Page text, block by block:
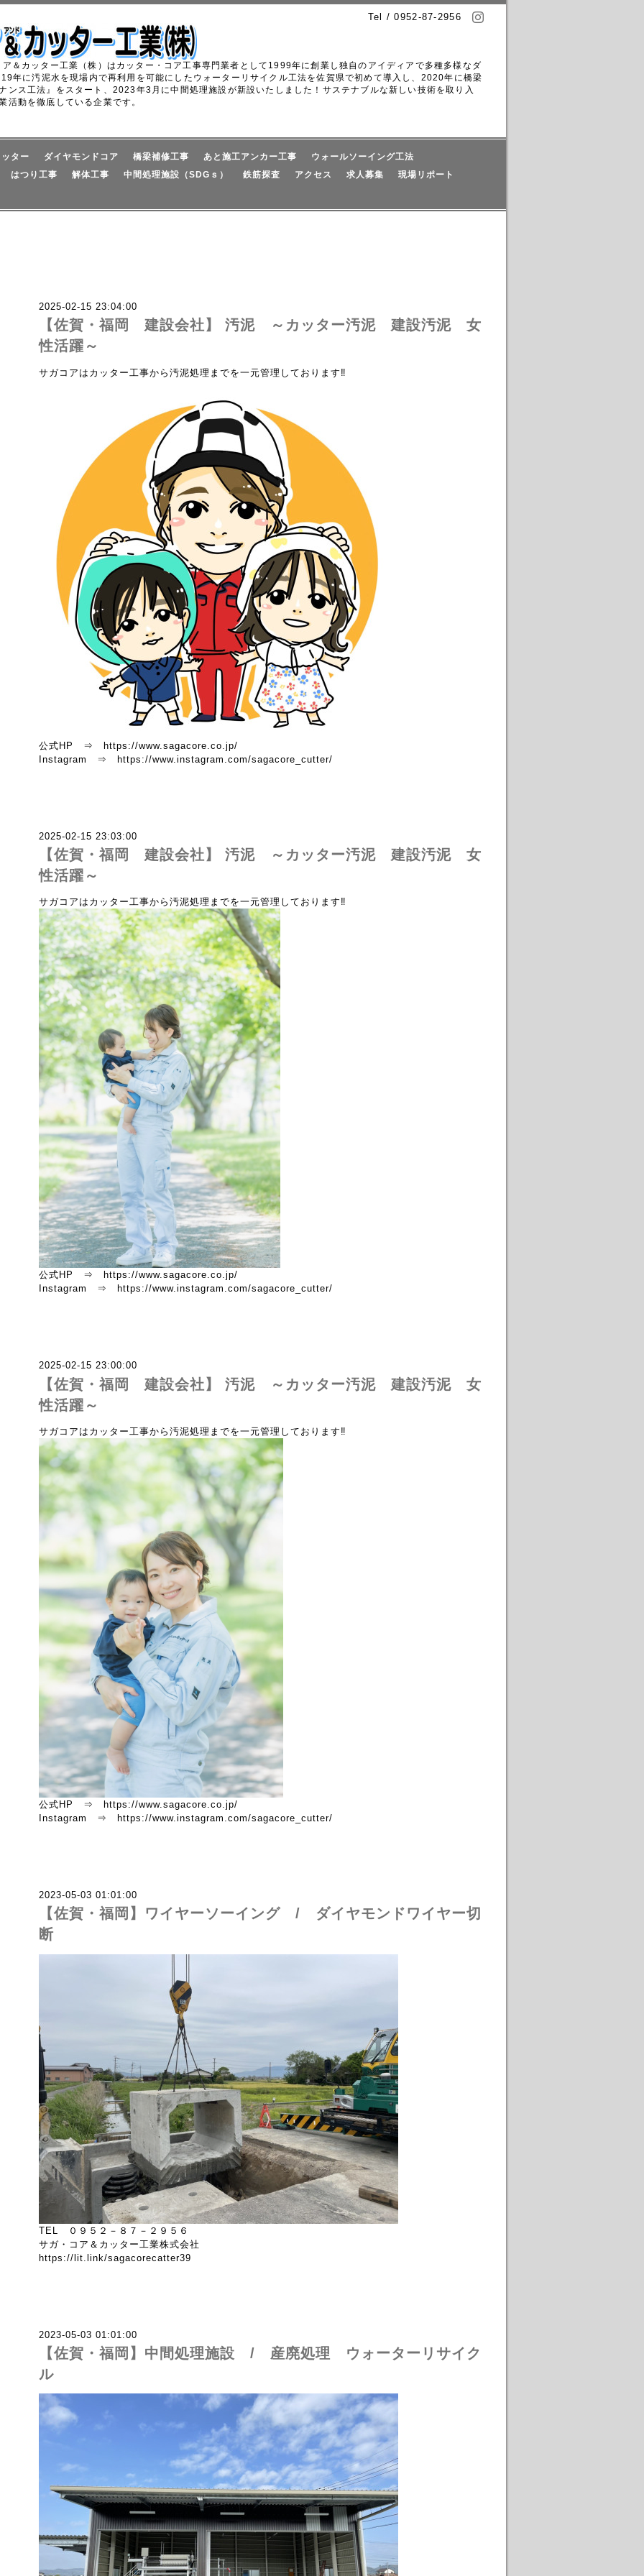
Tel / 0952-87-2956
＆カッター工業（株）はカッター・コア工事専門業者として1999年に創業し独自のアイディアで多種多様なダ
年に汚泥水を現場内で再利用を可能にしたウォーターリサイクル工法を佐賀県で初めて導入し、2020年に橋梁
ンス工法』をスタート、2023年3月に中間処理施設が新設いたしました！サステナブルな新しい技術を取り入
活動を徹底している企業です。
ター ダイヤモンドコア 橋梁補修工事 あと施工アンカー工事
ウォールソーイング工法
はつり工事
解体工事 中間処理施設（SDGｓ） 鉄筋探査 アクセス 求人募集 現場リポート
2025-02-15 23:04:00
【佐賀・福岡 建設会社】 汚泥 ～カッター汚泥 建設汚泥 女
性活躍～
サガコアはカッター工事から汚泥処理までを一元管理しております‼
公式HP ⇒ https://www.sagacore.co.jp/
Instagram ⇒ https://www.instagram.com/sagacore_cutter/
2025-02-15 23:03:00
【佐賀・福岡 建設会社】 汚泥 ～カッター汚泥 建設汚泥 女
性活躍～
サガコアはカッター工事から汚泥処理までを一元管理しております‼
公式HP ⇒ https://www.sagacore.co.jp/
Instagram ⇒ https://www.instagram.com/sagacore_cutter/
2025-02-15 23:00:00
【佐賀・福岡 建設会社】 汚泥 ～カッター汚泥 建設汚泥 女
性活躍～
サガコアはカッター工事から汚泥処理までを一元管理しております‼
公式HP ⇒ https://www.sagacore.co.jp/
Instagram ⇒ https://www.instagram.com/sagacore_cutter/
2023-05-03 01:01:00
【佐賀・福岡】ワイヤーソーイング / ダイヤモンドワイヤー切
断
TEL ０９５２－８７－２９５６
サガ・コア＆カッター工業株式会社
https://lit.link/sagacorecatter39
2023-05-03 01:01:00
【佐賀・福岡】中間処理施設 / 産廃処理 ウォーターリサイク
ル